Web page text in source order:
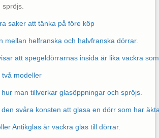
saker att tänka på före köp
mellan helfranska och halvfranska dörrar.
att spegeldörrarnas insida är lika vackra
två modeller
man tillverkar glasöppningar och spröjs
svåra konsten att glasa en dörr som har
Antikglas är vackra glas till dörrar.